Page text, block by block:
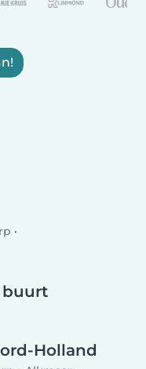
buurt
Holland